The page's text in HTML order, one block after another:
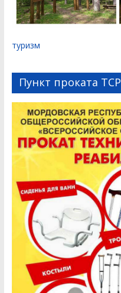
туризм
Пункт проката ТСР